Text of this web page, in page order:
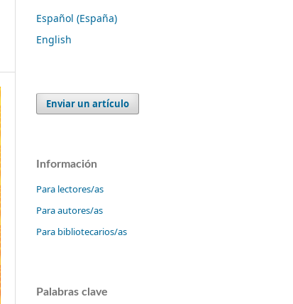
Español (España)
English
Enviar un artículo
Información
Para lectores/as
Para autores/as
Para bibliotecarios/as
Palabras clave